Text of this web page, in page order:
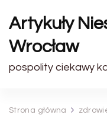
Artykuły
Wrocław
pospolity ciekawy
Strona główna